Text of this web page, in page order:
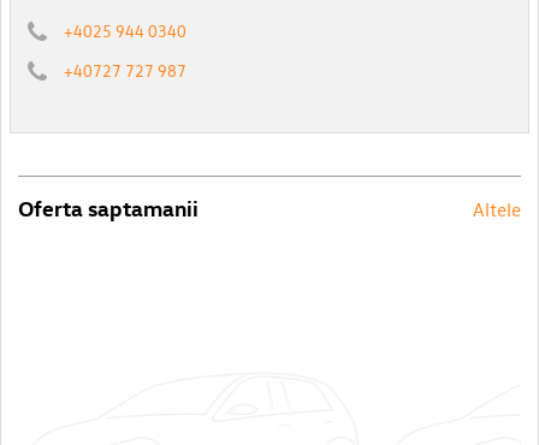
+4025 944 0340
+40727 727 987
Oferta saptamanii Altele